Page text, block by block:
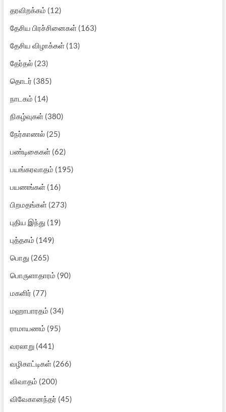
தரவிறக்கம் (12)
தேசிய பிரச்சினைகள்(163)
தேசிய விழாக்கள்(13)
தேர்தல்(23)
தொடர் (385)
நாடகம் (14)
நிகழ்வுகள்(380)
நேர்காணல்(25)
பண்டிகைகள்(62)
பயங்கரவாதம் (195)
பயணங்கள்(16)
பிறமதங்கள்(273)
புதிய இந்து (19)
புத்தகம் (149)
பொது (265)
பொருளாதாரம் (90)
மகளிர் (77)
மஹாபாரதம் (34)
ராமாயணம் (95)
வரலாறு(441)
வழிகாட்டிகள்(266)
விவாதம் (200)
விவேகானந்தர் (45)